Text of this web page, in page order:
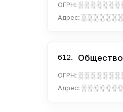
ОГРН:░ ░ ░ ░ ░ ░ ░
Адрес:░ ░ ░ ░ ░ ░
612. Общество
ОГРН:░ ░ ░ ░ ░ ░ ░
Адрес:░ ░ ░ ░ ░ ░